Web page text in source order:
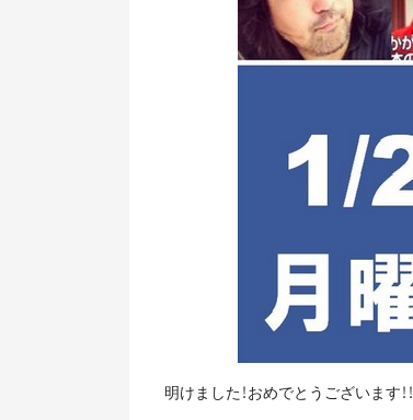
明けました！おめでとうございます！！